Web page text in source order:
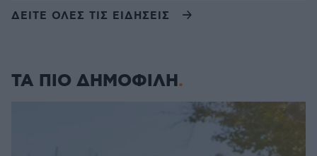
ΔΕΙΤΕ ΟΛΕΣ ΤΙΣ ΕΙΔΗΣΕΙΣ
ΤΑ ΠΙΟ ΔΗΜΟΦΙΛΗ